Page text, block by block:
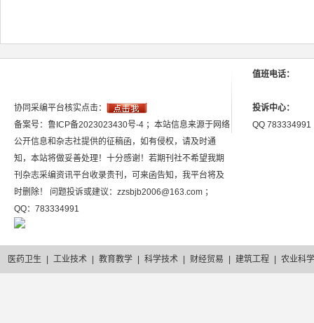
协同采编平台核实点击：
备案号：鲁ICP备2023023430号-4 ；本站信息来源于网络
公开信息和杂志社提供的征稿函，如有侵权，请及时通
知，本站将做妥善处理！十分感谢！若期刊社不希望我期
刊杂志采编资讯平台收录贵刊，可来函告知，我平台将及
时删除！ 问题投诉或建议：zzsbjb2006@163.com ；
QQ：783334991
值班电话：
投诉中心：
QQ 783334991
医药卫生 工业技术 教育教学 科学技术 财经贸易 建筑工程 农业科学